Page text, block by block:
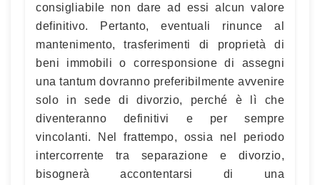
consigliabile non dare ad essi alcun valore
definitivo. Pertanto, eventuali rinunce al
mantenimento, trasferimenti di proprietà di
beni immobili o corresponsione di assegni
una tantum dovranno preferibilmente avvenire
solo in sede di divorzio, perché è lì che
diventeranno definitivi e per sempre
vincolanti. Nel frattempo, ossia nel periodo
intercorrente tra separazione e divorzio,
bisognerà accontentarsi di una